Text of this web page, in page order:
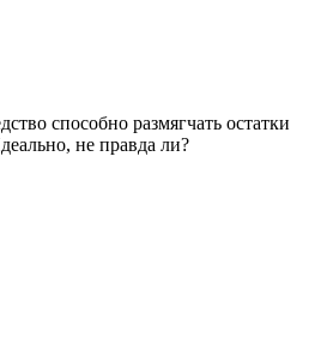
способно размягчать остатки
не правда ли?